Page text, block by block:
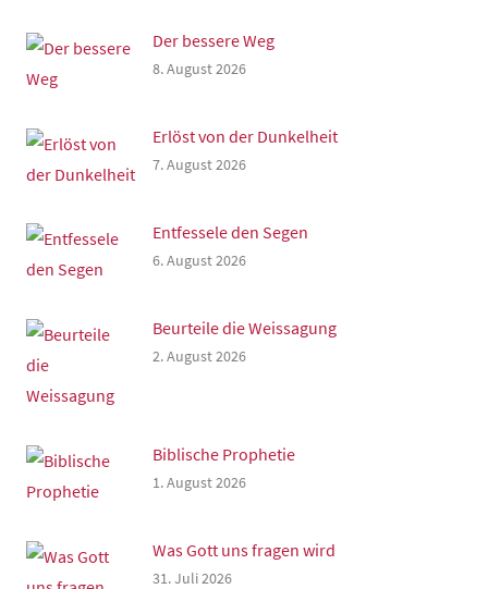
Der bessere Weg
8. August 2026
Erlöst von der Dunkelheit
7. August 2026
Entfessele den Segen
6. August 2026
Beurteile die Weissagung
2. August 2026
Biblische Prophetie
1. August 2026
Was Gott uns fragen wird
31. Juli 2026